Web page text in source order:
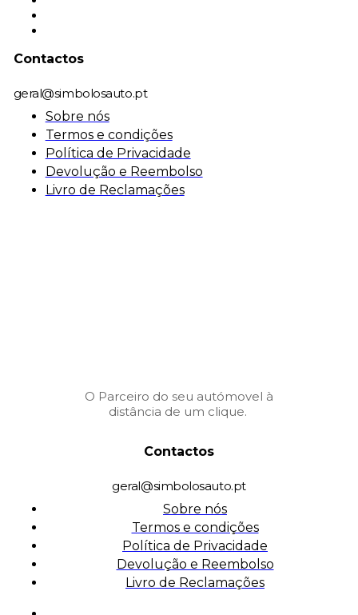
Contactos
geral@simbolosauto.pt
Sobre nós
Termos e condições
Política de Privacidade
Devolução e Reembolso
Livro de Reclamações
O Parceiro do seu autómovel à
distância de um clique.
Contactos
geral@simbolosauto.pt
Sobre nós
Termos e condições
Política de Privacidade
Devolução e Reembolso
Livro de Reclamações